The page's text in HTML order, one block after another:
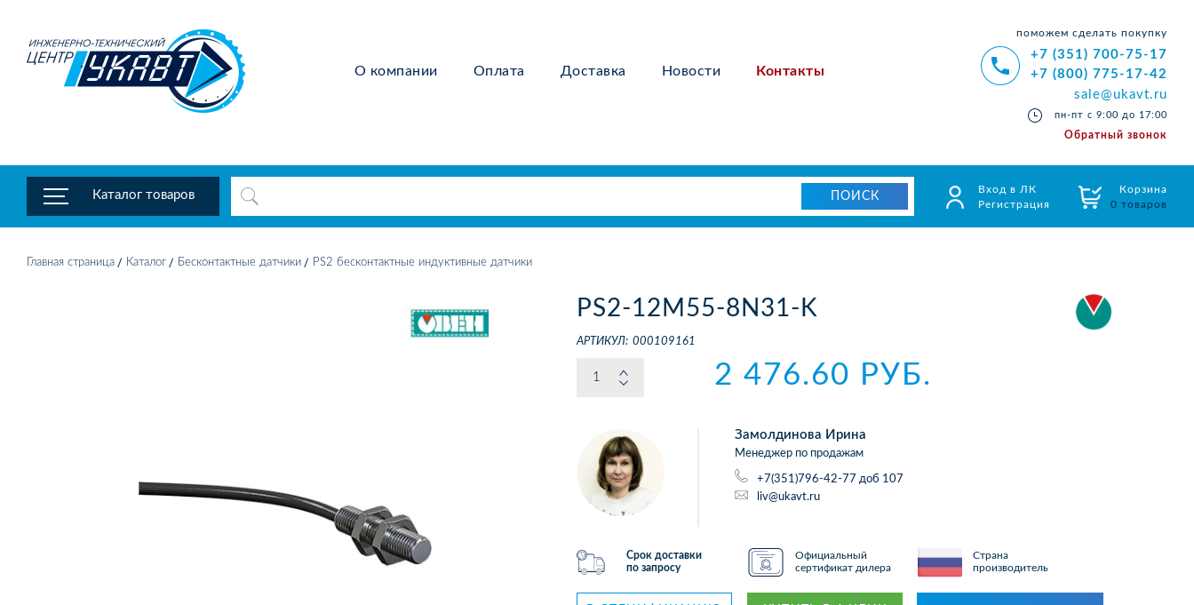
О компании Оплата Доставка Новости Контакты
поможем сделать покупку
+7 (351) 700-75-17
+7 (800) 775-17-42
sale@ukavt.ru
пн-пт с 9:00 до 17:00
Обратный звонок
Каталог товаров
Вход в ЛК
Регистрация
Корзина
0 товаров
Главная страница Каталог Бесконтактные датчики PS2 бесконтактные индуктивные датчики
PS2-12M55-8N31-K
АРТИКУЛ: 000109161
2 476.60 РУБ.
Замолдинова Ирина
Менеджер по продажам
+7(351)796-42-77 доб 107
liv@ukavt.ru
Срок доставки
по запросу
Официальный
сертификат дилера
Страна
производитель